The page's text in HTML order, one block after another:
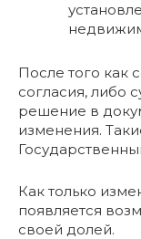
После того как
согласия, либо
решение в
изменения.
Как только
появляется
своей долей.